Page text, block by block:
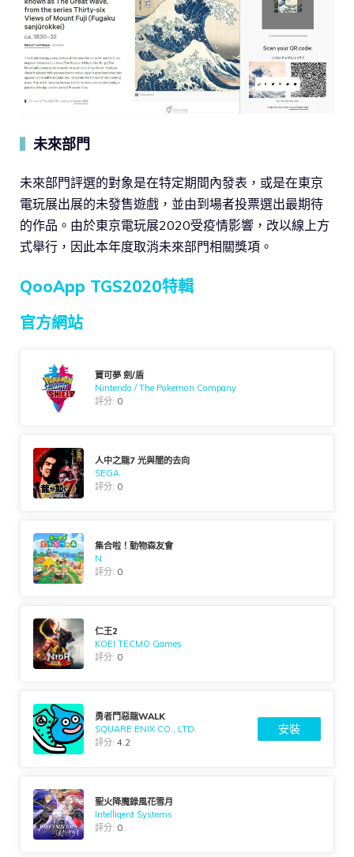
未來部門
未來部門評選的對象是在特定期間內發表，或是在東京
電玩展出展的未發售遊戲，並由到場者投票選出最期待
的作品。由於東京電玩展2020受疫情影響，改以線上方
式舉行，因此本年度取消未來部門相關獎項。
QooApp TGS2020特輯
官方網站
寶可夢 劍/盾
Nintendo / The Pokemon Company
評分: 0
人中之龍7 光與闇的去向
SEGA
評分: 0
集合啦！動物森友會
N
評分: 0
仁王2
KOEI TECMO Games
評分: 0
勇者鬥惡龍WALK
SQUARE ENIX CO., LTD.
評分:4.2
安裝
聖火降魔錄風花雪月
Intelligent Systems
評分: 0